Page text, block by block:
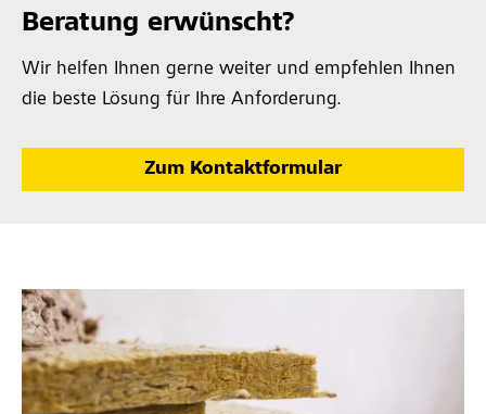
Beratung erwünscht?
Wir helfen Ihnen gerne weiter und empfehlen Ihnen
die beste Lösung für Ihre Anforderung.
Zum Kontaktformular